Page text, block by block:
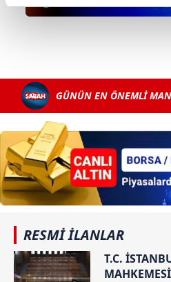
reklamların maliyetlerimizi
takdirde, kullanıcılara hedefli
gösterilmeyecektir."
Sizlere daha iyi bir hizmet
Sitemizde kendimize ve üçüncü
kullanılmaktadır. Bu çerezler
verileriniz işlenmekte olup
toplumu hizmetlerinin sunulması
kullanılmaktadır. Diğer
kılınması ve kişiselleştirilmesi
reklam/pazarlama faaliyetlerinin
sınırlı olarak açık rızanız
GÜNÜN EN ÖNEMLİ
RESMİ İLANLAR
T.C.